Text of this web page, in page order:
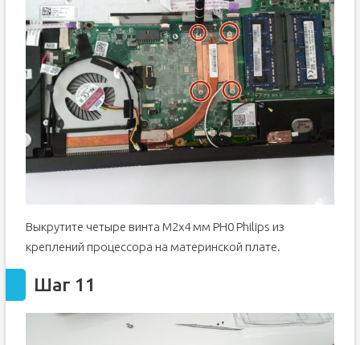
Выкрутите четыре винта M2x4 мм PH0 Philips из
креплений процессора на материнской плате.
Шаг 11